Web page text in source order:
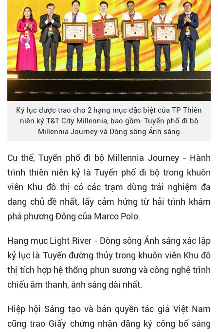
Kỷ lục được trao cho 2 hạng mục đặc biệt của TP Thiên
niên kỷ T&T City Millennia, bao gồm: Tuyến phố đi bộ
Millennia Journey và Dòng sông Ánh sáng
Cụ thể, Tuyến phố đi bộ Millennia Journey - Hành
trình thiên niên kỷ là Tuyến phố đi bộ trong khuôn
viên Khu đô thị có các trạm dừng trải nghiệm đa
dạng chủ đề nhất, lấy cảm hứng từ hải trình khám
phá phương Đông của Marco Polo.
Hạng mục Light River - Dòng sông Ánh sáng xác lập
kỷ lục là Tuyến đường thủy trong khuôn viên Khu đô
thị tích hợp hệ thống phun sương và công nghệ trình
chiếu âm thanh, ánh sáng dài nhất.
Hiệp hội Sáng tạo và bản quyền tác giả Việt Nam
cũng trao Giấy chứng nhận đăng ký công bố sáng